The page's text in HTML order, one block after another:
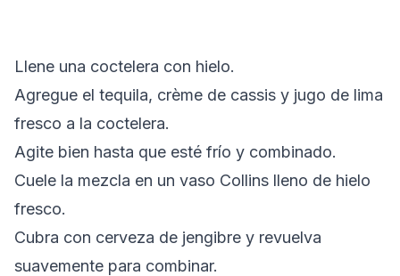
Llene una coctelera con hielo.
Agregue el tequila, crème de cassis y jugo de lima
fresco a la coctelera.
Agite bien hasta que esté frío y combinado.
Cuele la mezcla en un vaso Collins lleno de hielo
fresco.
Cubra con cerveza de jengibre y revuelva
suavemente para combinar.